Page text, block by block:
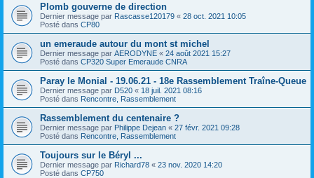
Plomb gouverne de direction
Dernier message par Rascasse120179 « 28 oct. 2021 10:05
Posté dans CP80
un emeraude autour du mont st michel
Dernier message par AERODYNE « 24 août 2021 15:27
Posté dans CP320 Super Emeraude CNRA
Paray le Monial - 19.06.21 - 18e Rassemblement Traîne-Queue
Dernier message par D520 « 18 juil. 2021 08:16
Posté dans Rencontre, Rassemblement
Rassemblement du centenaire ?
Dernier message par Philippe Dejean « 27 févr. 2021 09:28
Posté dans Rencontre, Rassemblement
Toujours sur le Béryl ...
Dernier message par Richard78 « 23 nov. 2020 14:20
Posté dans CP750